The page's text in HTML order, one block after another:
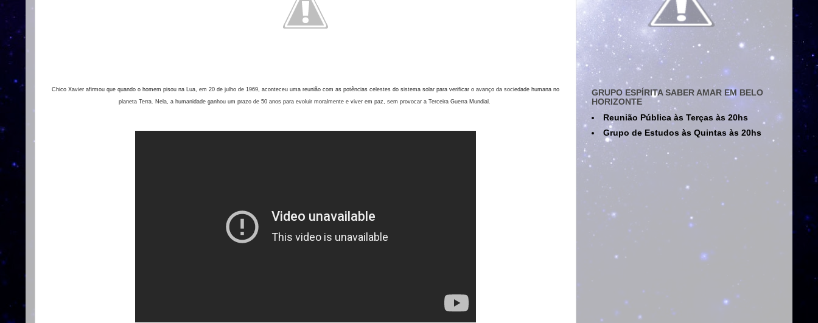
Chico Xavier afirmou que quando o homem pisou na Lua, em 20 de julho de 1969, aconteceu uma reunião com as potências celestes do sistema solar para verificar o avanço da sociedade humana no
planeta Terra. Nela, a humanidade ganhou um prazo de 50 anos para evoluir moralmente e viver em paz, sem provocar a Terceira Guerra Mundial.
GRUPO ESPÍRITA SABER AMAR EM BELO
HORIZONTE
Reunião Pública às Terças às 20hs
Grupo de Estudos às Quintas às 20hs